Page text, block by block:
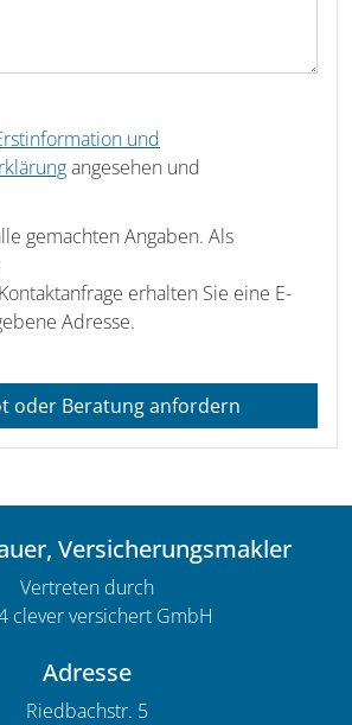
und
angesehen und
gemachten Angaben. Als
erhalten Sie eine E-
Adresse.
oder Beratung anfordern
Versicherungsmakler
Vertreten durch
clever versichert GmbH
Adresse
Riedbachstr. 5